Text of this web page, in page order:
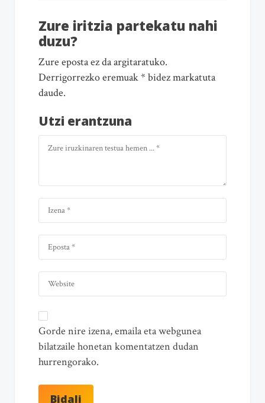
Zure iritzia partekatu nahi
duzu?
Zure eposta ez da argitaratuko.
Derrigorrezko eremuak * bidez markatuta
daude.
Utzi erantzuna
Gorde nire izena, emaila eta webgunea
bilatzaile honetan komentatzen dudan
hurrengorako.